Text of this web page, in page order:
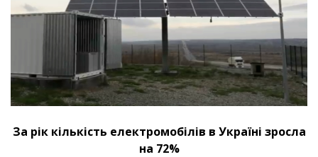
За рік кількість електромобілів в Україні зросла
на 72%